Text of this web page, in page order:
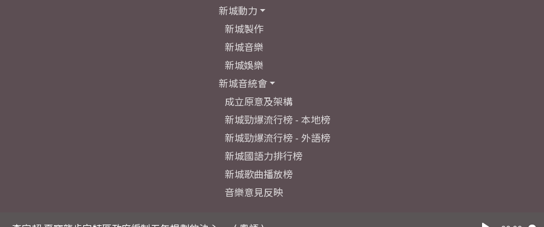
新城動力
新城製作
新城音樂
新城娛樂
新城音統會
成立原意及架構
新城勁爆流行榜 - 本地榜
新城勁爆流行榜 - 外語榜
新城國語力排行榜
新城歌曲播放榜
音樂意見反映